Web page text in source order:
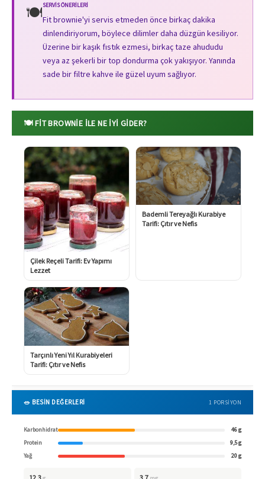
🍽️SERVIS ÖNERILERI
Fit brownie'yi servis etmeden önce birkaç dakika
dinlendiriyorum, böylece dilimler daha düzgün kesiliyor.
Üzerine bir kaşık fıstık ezmesi, birkaç taze ahududu
veya az şekerli bir top dondurma çok yakışıyor. Yanında
sade bir filtre kahve ile güzel uyum sağlıyor.
🍽️ FIT BROWNIE ILE NE İYI GIDER?
Çilek Reçeli Tarifi: Ev Yapımı
Lezzet
Bademli Tereyağlı Kurabiye
Tarifi: Çıtır ve Nefis
Tarçınlı Yeni Yıl Kurabiyeleri
Tarifi: Çıtır ve Nefis
🥗 BESİN DEĞERLERİ 1 PORSIYON
Karbonhidrat
46 g
Protein
9,5 g
Yağ
20 g